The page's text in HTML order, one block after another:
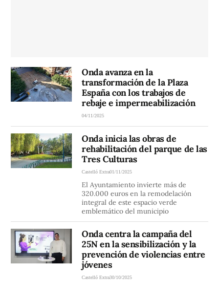
Onda avanza en la
transformación de la Plaza
España con los trabajos de
rebaje e impermeabilización
04/11/2025
Onda inicia las obras de
rehabilitación del parque de las
Tres Culturas
Castelló Extra01/11/2025
El Ayuntamiento invierte más de
320.000 euros en la remodelación
integral de este espacio verde
emblemático del municipio
Onda centra la campaña del
25N en la sensibilización y la
prevención de violencias entre
jóvenes
Castelló Extra30/10/2025